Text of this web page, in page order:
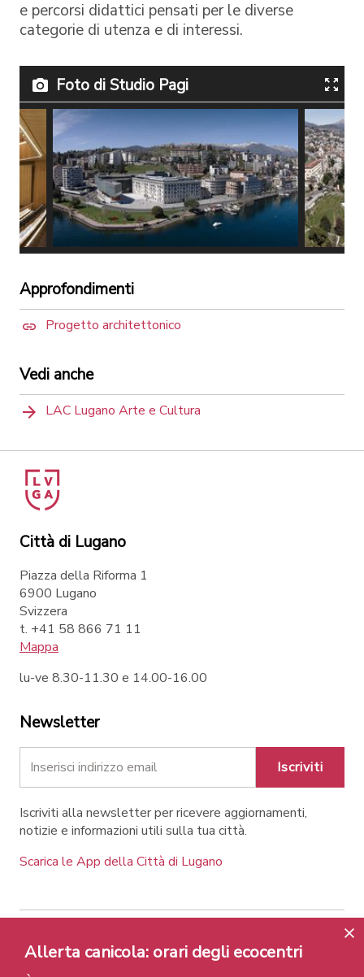
e percorsi didattici pensati per le diverse
categorie di utenza e di interessi.
Foto di Studio Pagi
Approfondimenti
Progetto architettonico
Vedi anche
LAC Lugano Arte e Cultura
Città di Lugano
Piazza della Riforma 1
6900 Lugano
Svizzera
t. +41 58 866 71 11
Mappa
lu-ve 8.30-11.30 e 14.00-16.00
Newsletter
Iscriviti
Iscriviti alla newsletter per ricevere aggiornamenti,
notizie e informazioni utili sulla tua città.
Scarica le App della Città di Lugano
Contatti Link Note legali
Privacy Policy
Allerta canicola: orari degli ecocentri